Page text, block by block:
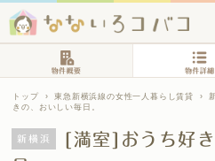
トップ › 東急新横浜線の女性一人暮らし賃貸 ›
きの、おいしい毎日。
新横浜
[満室]おうち好